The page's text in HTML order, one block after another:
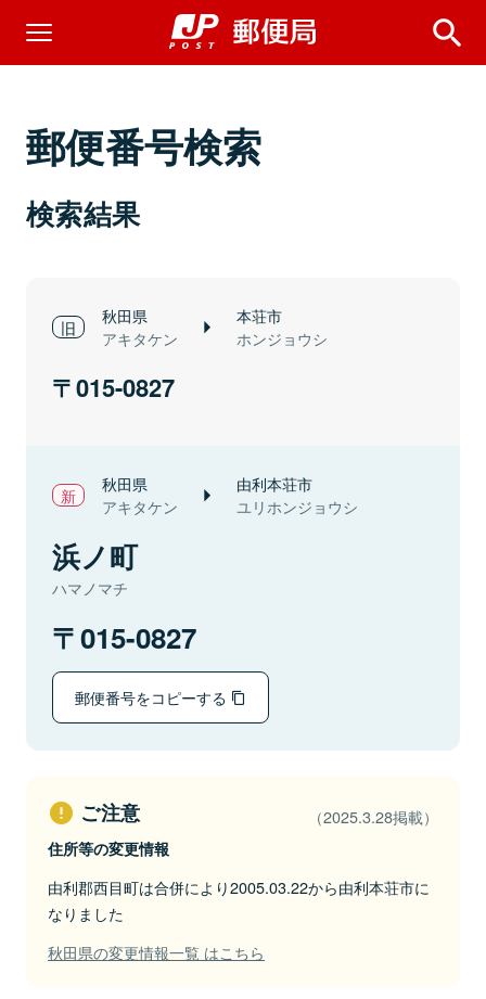
郵便番号検索
検索結果
秋田県
アキタケン
本荘市
ホンジョウシ
015-0827
秋田県
アキタケン
由利本荘市
ユリホンジョウシ
浜ノ町
ハマノマチ
015-0827
郵便番号をコピーする
ご注意 （2025.3.28掲載）
住所等の変更情報
由利郡西目町は合併により2005.03.22から由利本荘市に
なりました
秋田県の変更情報一覧 はこちら